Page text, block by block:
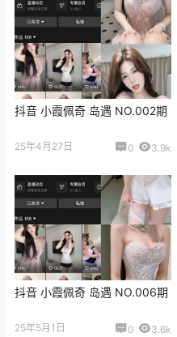
抖音 小霞佩奇 岛遇 NO.002期
25年4月27日 0 3.9k
抖音 小霞佩奇 岛遇 NO.006期
25年5月1日 0 3.6k